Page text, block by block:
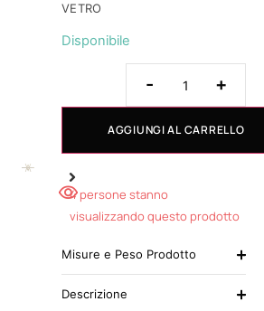
VETRO
Disponibile
- +
AGGIUNGI AL CARRELLO
4 persone stanno
visualizzando questo prodotto
Misure e Peso Prodotto
Descrizione